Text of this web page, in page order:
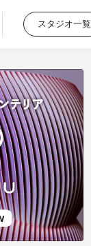
スタジオ一覧